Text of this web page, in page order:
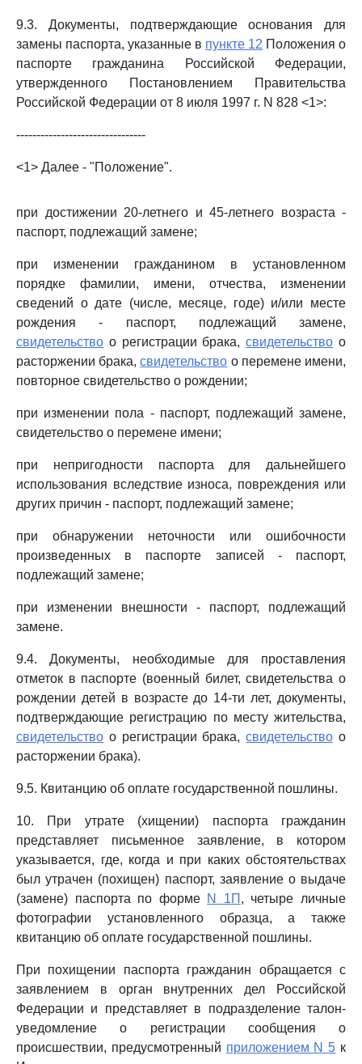
9.3. Документы, подтверждающие основания для
замены паспорта, указанные в пункте 12 Положения о
паспорте гражданина Российской Федерации,
утвержденного Постановлением Правительства
Российской Федерации от 8 июля 1997 г. N 828 <1>:
--------------------------------
<1> Далее - "Положение".
при достижении 20-летнего и 45-летнего возраста -
паспорт, подлежащий замене;
при изменении гражданином в установленном
порядке фамилии, имени, отчества, изменении
сведений о дате (числе, месяце, годе) и/или месте
рождения - паспорт, подлежащий замене,
свидетельство о регистрации брака,свидетельство о
расторжении брака,свидетельство о перемене имени,
повторное свидетельство о рождении;
при изменении пола - паспорт, подлежащий замене,
свидетельство о перемене имени;
при непригодности паспорта для дальнейшего
использования вследствие износа, повреждения или
других причин - паспорт, подлежащий замене;
при обнаружении неточности или ошибочности
произведенных в паспорте записей - паспорт,
подлежащий замене;
при изменении внешности - паспорт, подлежащий
замене.
9.4. Документы, необходимые для проставления
отметок в паспорте (военный билет, свидетельства о
рождении детей в возрасте до 14-ти лет, документы,
подтверждающие регистрацию по месту жительства,
свидетельство о регистрации брака,свидетельство о
расторжении брака).
9.5. Квитанцию об оплате государственной пошлины.
10. При утрате (хищении) паспорта гражданин
представляет письменное заявление, в котором
указывается, где, когда и при каких обстоятельствах
был утрачен (похищен) паспорт, заявление о выдаче
(замене) паспорта по форме N 1П , четыре личные
фотографии установленного образца, а также
квитанцию об оплате государственной пошлины.
При похищении паспорта гражданин обращается с
заявлением в орган внутренних дел Российской
Федерации и представляет в подразделение талон-
уведомление о регистрации сообщения о
происшествии, предусмотренный приложением N 5 к